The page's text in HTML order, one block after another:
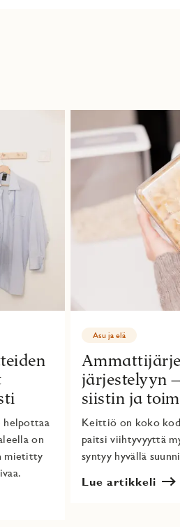
helpottaa
on
mietitty
Asu ja elä
järjestelyyn
siistin ja
Keittiö on koko
paitsi viihtyvyyttä
syntyy hyvällä
Lue artikkeli